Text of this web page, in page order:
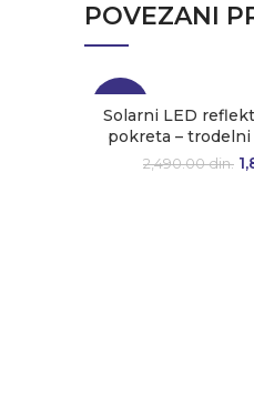
POVEZANI
-26%
Solarni LED
pokreta –
2,490.00din.